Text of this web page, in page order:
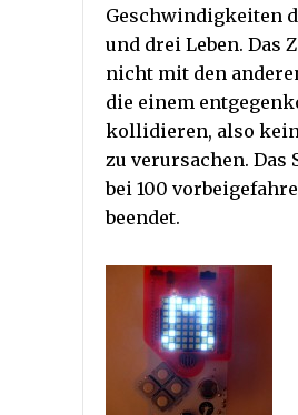
Geschwindigkeiten
und drei Leben. Das
nicht mit den
die einem
kollidieren, also
zu verursachen. Das
bei 100
beendet.